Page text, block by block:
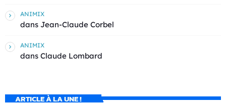
ANIMIX
dans Jean-Claude Corbel
ANIMIX
dans Claude Lombard
ARTICLE À LA UNE !